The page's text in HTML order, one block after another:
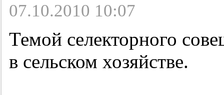
07.10.2010 10:07
Темой селекторного
в сельском хозяйстве.